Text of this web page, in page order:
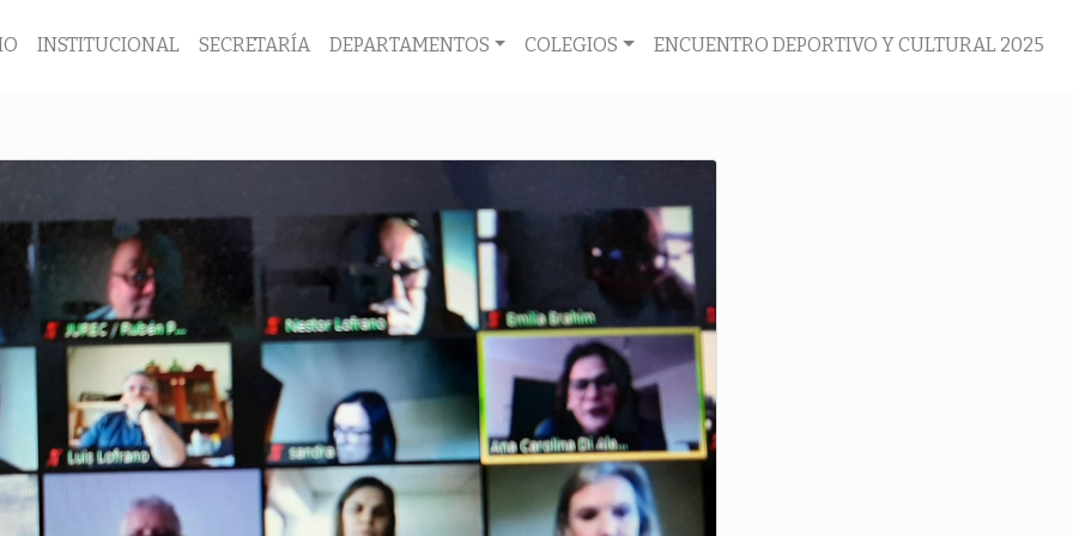
INSTITUCIONAL SECRETARÍA DEPARTAMENTOS COLEGIOS ENCUENTRO DEPORTIVO Y CULTURAL 2025